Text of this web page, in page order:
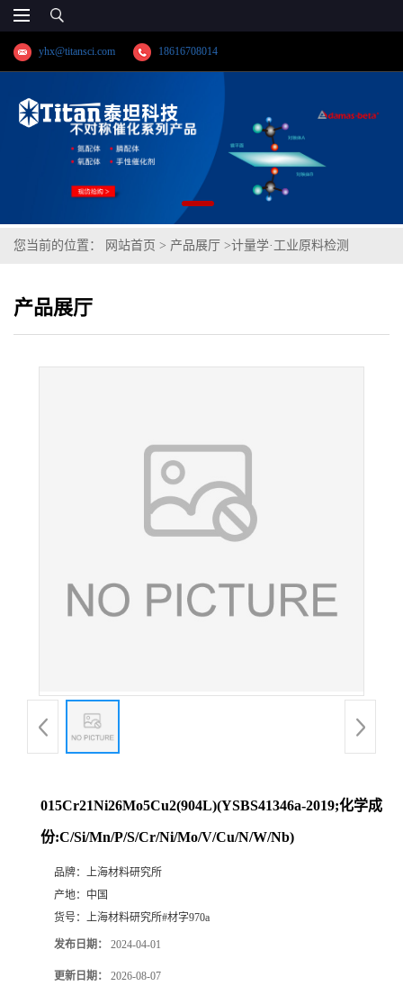
yhx@titansci.com 18616708014
您当前的位置： 网站首页 > 产品展厅 >计量学·工业原料检测
份:C/Si/Mn/P/S/Cr/Ni/Mo/V/Cu/N/W/Nb)
产品展厅
015Cr21Ni26Mo5Cu2(904L)(YSBS41346a-2019;化学成
份:C/Si/Mn/P/S/Cr/Ni/Mo/V/Cu/N/W/Nb)
品牌： 上海材料研究所
产地： 中国
货号： 上海材料研究所#材字970a
发布日期： 2024-04-01
更新日期： 2026-08-07